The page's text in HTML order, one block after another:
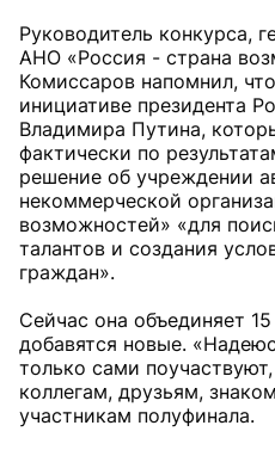
Руководитель конкурса,
АНО «Россия - страна
Комиссаров напомнил,
инициативе президента
Владимира Путина,
фактически по
решение об учреждении
некоммерческой
возможностей» «для
талантов и создания
граждан».
Сейчас она объединяет
добавятся новые.
только сами
коллегам, друзьям,
участникам полуфинала.